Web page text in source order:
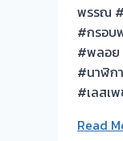
พรรณ #
#กรอบ
#พลอย
#นาฬิก
#เลสเ
Read